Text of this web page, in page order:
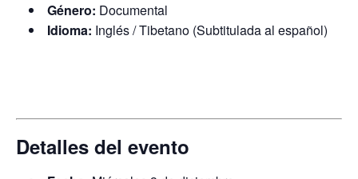
Género: Documental
Idioma: Inglés / Tibetano (Subtitulada al español)
Detalles del evento